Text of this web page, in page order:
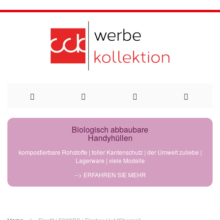
Direkt
Biologisch abbaubare
Handyhüllen
kompostierbare Rohstoffe | toller Kantenschutz | der Umwelt zuliebe |
Lagerware | viele Modelle
--> ERFAHREN SIE MEHR